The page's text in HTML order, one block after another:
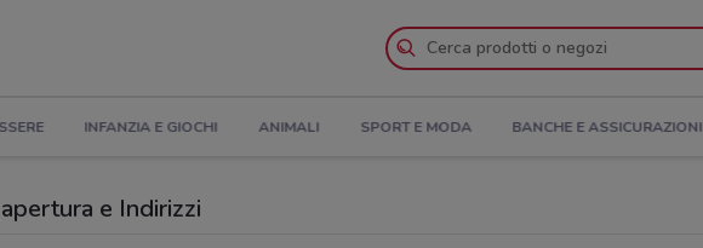
INFANZIA E GIOCHI ANIMALI SPORT E MODA BANCHE E ASSICURAZIONI
e Indirizzi